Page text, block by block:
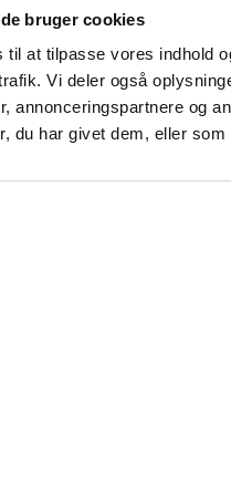
bruger cookies
til at tilpasse vores indhold
Vi deler også
annonceringspartnere og
du har givet dem, eller
Sport og motion